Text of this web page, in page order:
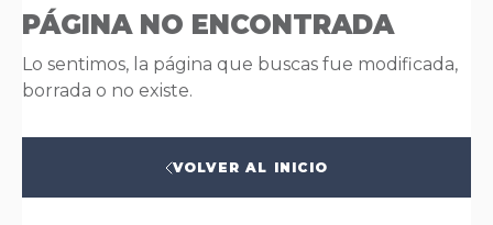
PÁGINA NO ENCONTRADA
Lo sentimos, la página que buscas fue modificada,
borrada o no existe.
VOLVER AL INICIO